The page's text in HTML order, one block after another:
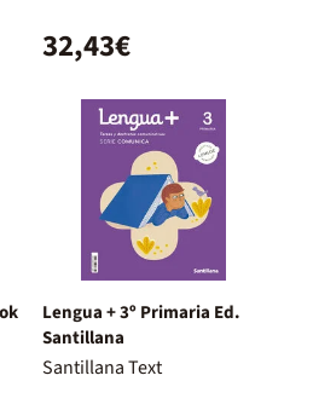
32,43€
Lengua + 3º Primaria Ed.
Santillana
Santillana Text